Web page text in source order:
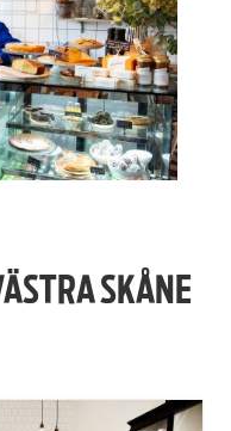
SKÅNE